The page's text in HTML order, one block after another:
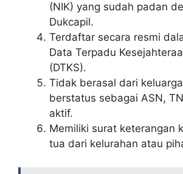
(NIK) yang sudah padan
Dukcapil.
Terdaftar secara resmi
Data Terpadu
(DTKS).
Tidak berasal dari
berstatus sebagai ASN,
aktif.
Memiliki surat keterangan
tua dari kelurahan atau